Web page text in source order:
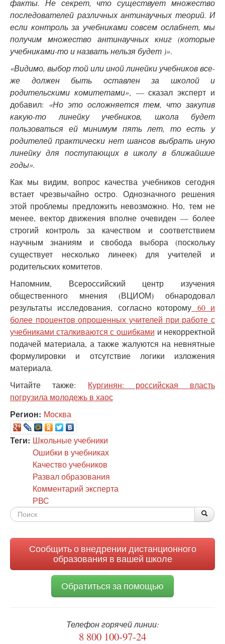
факты. Не секрет, что существует множество
последователей различных антинаучных теорий. И
если контроль за учебниками совсем ослабнет, мы
получим множество антинаучных книг (которые
учебниками-то и назвать нельзя будет )».
«Видимо, выбор той или иной линейки учебников все-
же должен быть оставлен за школой и
родительскими комитетами», — сказал эксперт и
добавил: «Но это осложняется тем, что закупив
какую-то линейку учебников, школа будет
пользоваться ей минимум пять лет, то есть у
родителей практически нет шансов выбрать иную
линейку для поступающих в школу в ближайшие
годы».
Как мы видим, вопрос качества учебников сегодня
встает чрезвычайно остро. Однозначного решения
этой проблемы предложить невозможно. Но, тем не
менее, вектор движения вполне очевиден — более
строгий контроль за качеством и соответствием
научным знаниям и свобода выбора (поскольку
существует несколько линеек) для учителей и
родительских комитетов.
Напомним, Всероссийский центр изучения
общественного мнения (ВЦИОМ) обнародовал
результаты исследования, согласно которому 60 и
более процентов опрошенных учителей при работе с
учебниками сталкиваются с ошибками и некорректной
подачей материала, а также жалуются на невнятные
формулировки и отсутствие логики изложения
материала.
Читайте также: Кургинян: российская власть
погрузила молодежь в хаос
Регион: Москва
Теги: Школьные учебники
Ошибки в учебниках
Качество учебников
Развал образования
Комментарий эксперта
РВС
Форма
Сообщить о внедрении дистанционного
образования в вашей школе
Обратиться за помощью
Телефон горячей линии:
8 800 100-97-24